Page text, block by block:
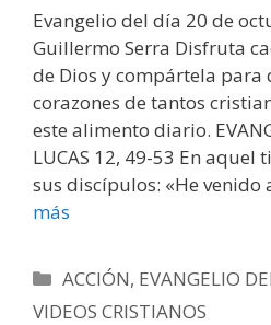
Evangelio del día 20 de
Guillermo Serra Disfruta
de Dios y compártela para
corazones de tantos
este alimento diario.
LUCAS 12, 49-53 En aquel
sus discípulos: «He
más
Categorías
ACCIÓN, EVANGELIO
VIDEOS CRISTIANOS